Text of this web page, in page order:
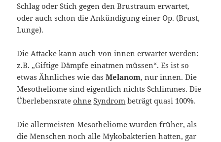
Schlag oder Stich gegen den Brustraum erwartet,
oder auch schon die Ankündigung einer Op. (Brust,
Lunge).
Die Attacke kann auch von innen erwartet werden:
z.B. „Giftige Dämpfe einatmen müssen“. Es ist so
etwas Ähnliches wie dasMelanom, nur innen. Die
Mesotheliome sind eigentlich nichts Schlimmes. Die
Überlebensrateohne Syndrom beträgt quasi 100%.
Die allermeisten Mesotheliome wurden früher, als
die Menschen noch alle Mykobakterien hatten, gar